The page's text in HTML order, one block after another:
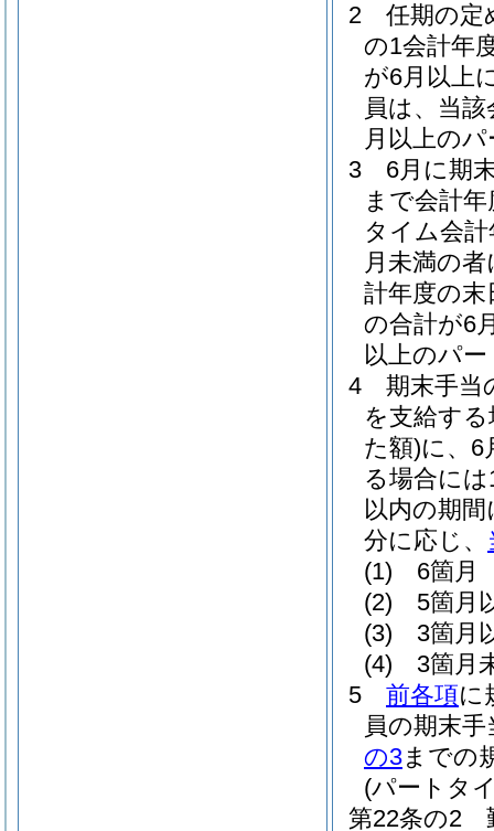
2
任期の定
の1会計年
が6月以上
員は、当
月以上の
3
6月に期
まで会計
タイム会
月未満の
計年度の
の合計が6
以上のパ
4
期末手当
を支給す
た額)に、6
る場合に
以内の期
分に応じ、
(1)
6箇月
(2)
5箇月
(3)
3箇月
(4)
3箇月
5
前各項に
員の期末
の3までの
(パートタ
第22条の2